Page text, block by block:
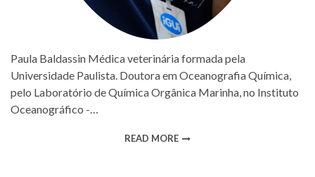
Paula Baldassin Médica veterinária formada pela
Universidade Paulista. Doutora em Oceanografia Química,
pelo Laboratório de Química Orgânica Marinha, no Instituto
Oceanográfico -…
READ MORE